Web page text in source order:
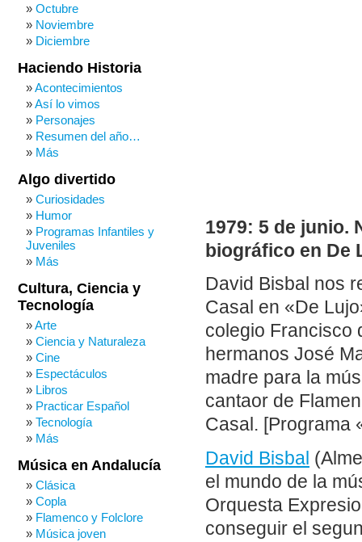
1979: 5 de junio.
biográfico en De
David Bisbal nos
Casal en «De
colegio Francisco
hermanos José
madre para la
cantaor de
Casal. [Programa
David Bisbal
el mundo de la
Orquesta
conseguir el
Octubre
Noviembre
Diciembre
Haciendo Historia
Acontecimientos
Así lo vimos
Personajes
Resumen del año…
Más
Algo divertido
Curiosidades
Humor
Programas Infantiles y
Juveniles
Más
Cultura, Ciencia y
Tecnología
Arte
Ciencia y Naturaleza
Cine
Espectáculos
Libros
Practicar Español
Tecnología
Más
Música en Andalucía
Clásica
Copla
Flamenco y Folclore
Música joven